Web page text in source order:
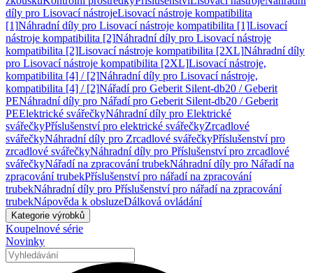
díly pro Lisovací nástrojeLisovací nástroje kompatibilita
[1]Náhradní díly pro Lisovací nástroje kompatibilita [1]Lisovací
nástroje kompatibilita [2]Náhradní díly pro Lisovací nástroje
kompatibilita [2]Lisovací nástroje kompatibilita [2XL]Náhradní díly
pro Lisovací nástroje kompatibilita [2XL]Lisovací nástroje,
kompatibilita [4] / [2]Náhradní díly pro Lisovací nástroje,
kompatibilita [4] / [2]Nářadí pro Geberit Silent-db20 / Geberit
PENáhradní díly pro Nářadí pro Geberit Silent-db20 / Geberit
PEElektrické svářečkyNáhradní díly pro Elektrické
svářečkyPříslušenství pro elektrické svářečkyZrcadlové
svářečkyNáhradní díly pro Zrcadlové svářečkyPříslušenství pro
zrcadlové svářečkyNáhradní díly pro Příslušenství pro zrcadlové
svářečkyNářadí na zpracování trubekNáhradní díly pro Nářadí na
zpracování trubekPříslušenství pro nářadí na zpracování
trubekNáhradní díly pro Příslušenství pro nářadí na zpracování
trubekNápověda k obsluzeDálková ovládání
Kategorie výrobků
Koupelnové série
Novinky